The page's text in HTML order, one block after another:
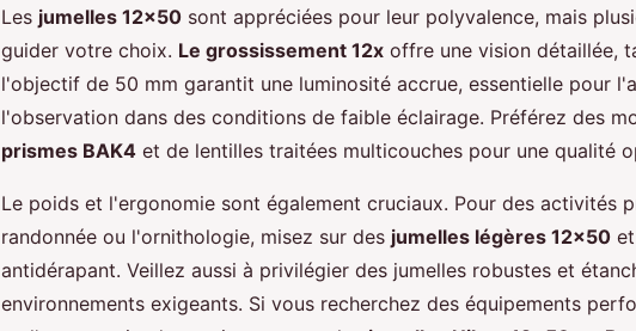
Les jumelles 12x50 sont appréciées pour leur polyvalence, mais
guider votre choix. Le grossissement 12x offre une vision détaillée,
l'objectif de 50 mm garantit une luminosité accrue, essentielle pour
l'observation dans des conditions de faible éclairage. Préférez des
prismes BAK4 et de lentilles traitées multicouches pour une qualité
Le poids et l'ergonomie sont également cruciaux. Pour des activités
randonnée ou l'ornithologie, misez sur des jumelles légères 12x50
antidérapant. Veillez aussi à privilégier des jumelles robustes et
environnements exigeants. Si vous recherchez des équipements